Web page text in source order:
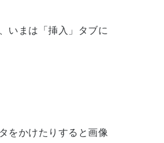
いまは「挿入」タブに
をかけたりすると画像